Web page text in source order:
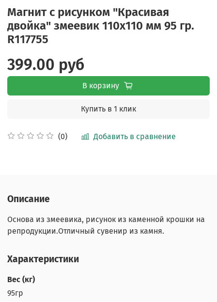
Магнит с рисунком "Красивая
двойка" змеевик 110х110 мм 95 гр.
R117755
(0) Добавить в сравнение
399.00 руб
В корзину
Купить в 1 клик
Описание
Основа из змеевика, рисунок из каменной крошки на
репродукции.Отличный сувенир из камня.
Характеристики
Вес (кг)
95гр